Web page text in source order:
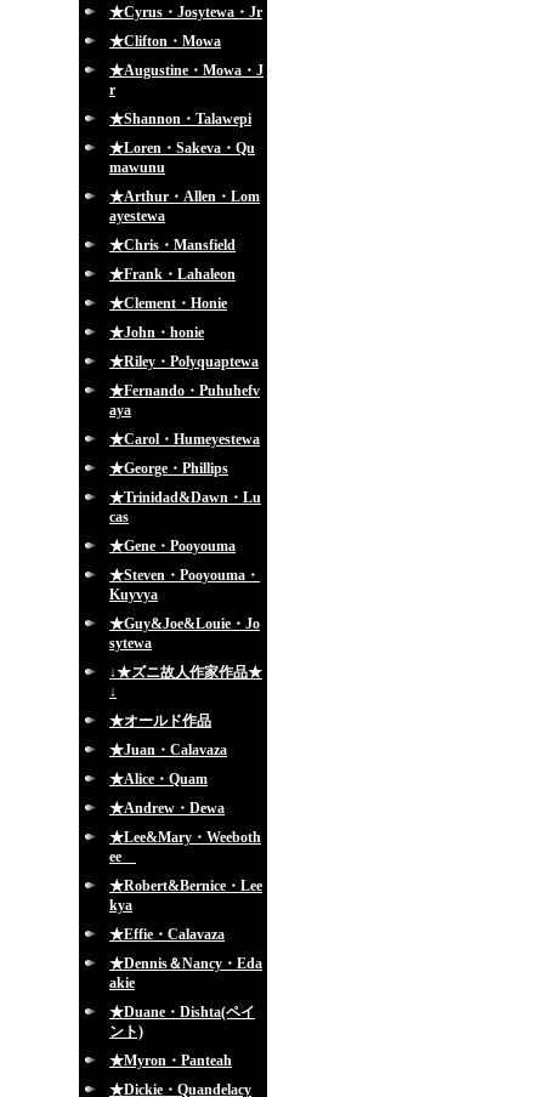
★Cyrus・Josytewa・Jr
★Clifton・Mowa
★Augustine・Mowa・J
r
★Shannon・Talawepi
★Loren・Sakeva・Qu
mawunu
★Arthur・Allen・Lom
ayestewa
★Chris・Mansfield
★Frank・Lahaleon
★Clement・Honie
★John・honie
★Riley・Polyquaptewa
★Fernando・Puhuhefv
aya
★Carol・Humeyestewa
★George・Phillips
★Trinidad&Dawn・Lu
cas
★Gene・Pooyouma
★Steven・Pooyouma・
Kuyvya
★Guy&Joe&Louie・Jo
sytewa
↓★ズニ故人作家作品★
↓
★オールド作品
★Juan・Calavaza
★Alice・Quam
★Andrew・Dewa
★Lee&Mary・Weeboth
ee
★Robert&Bernice・Lee
kya
★Effie・Calavaza
★Dennis＆Nancy・Eda
akie
★Duane・Dishta(ペイ
ント)
★Myron・Panteah
★Dickie・Quandelacy